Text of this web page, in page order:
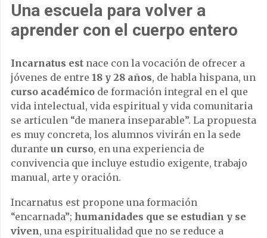
Una escuela para volver a
aprender con el cuerpo entero
Incarnatus est nace con la vocación de ofrecer a
jóvenes de entre 18 y 28 años, de habla hispana, un
curso académico de formación integral en el que
vida intelectual, vida espiritual y vida comunitaria
se articulen “de manera inseparable”. La propuesta
es muy concreta, los alumnos vivirán en la sede
durante un curso, en una experiencia de
convivencia que incluye estudio exigente, trabajo
manual, arte y oración.
Incarnatus est propone una formación
“encarnada”; humanidades que se estudian y se
viven, una espiritualidad que no se reduce a